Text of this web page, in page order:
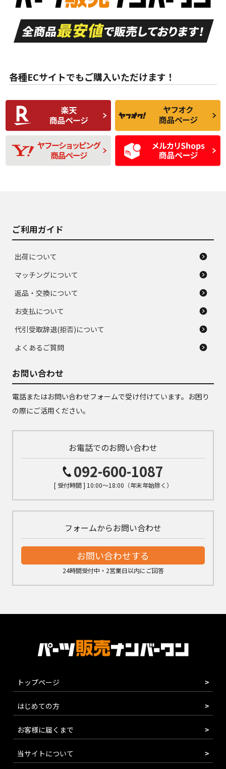
A
走行距離も少なく、
目立つ傷もほとんど
ない中古品
A
走行距離も少なく、
非常に状態の良い中
古品
な中古品
んどない中古品
C
使用感や傷があり、
比較的きれいな中古
品
C
偏磨耗・劣化は感じ
られるが、使用に問
題のない中古品
D
使用感や目立つ傷が
あり、一般的な中古
品
D
残り溝も少なく、偏
磨耗がみられ、短期
間使用できるくらい
の中古品
各種ECサイトでもご購入いただけます！
ご利用ガイド
出荷について
マッチングについて
返品・交換について
お支払について
代引受取辞退(拒否)について
よくあるご質問
お問い合わせ
電話またはお問い合わせフォームで受け付けています。お困り
の際にご活用ください。
お電話でのお問い合わせ
092-600-1087
[ 受付時間 ] 10:00～18:00（年末年始除く）
フォームからお問い合わせ
お問い合わせする
24時間受付中・2営業日以内にご回答
トップページ
はじめての方
お客様に届くまで
当サイトについて